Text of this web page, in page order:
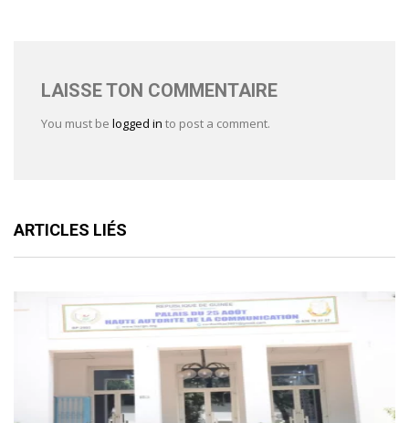
LAISSE TON COMMENTAIRE
You must be logged in to post a comment.
ARTICLES LIÉS